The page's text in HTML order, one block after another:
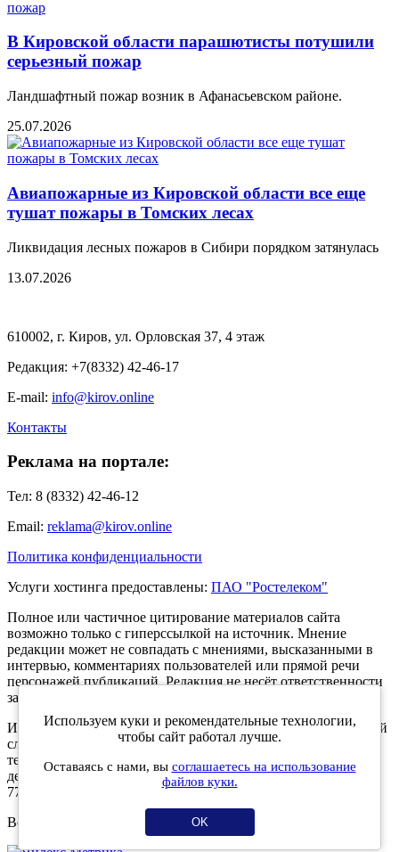
В Кировской области парашютисты потушили
серьезный пожар
Ландшафтный пожар возник в Афанасьевском районе.
25.07.2026
Авиапожарные из Кировской области все еще
тушат пожары в Томских лесах
Ликвидация лесных пожаров в Сибири порядком затянулась
13.07.2026
610002, г. Киров, ул. Орловская 37, 4 этаж
Редакция: +7(8332) 42-46-17
E-mail: info@kirov.online
Контакты
Реклама на портале:
Тел: 8 (8332) 42-46-12
Email: reklama@kirov.online
Политика конфиденциальности
Услуги хостинга предоставлены: ПАО "Ростелеком"
Полное или частичное цитирование материалов сайта
возможно только с гиперссылкой на источник. Мнение
редакции может не совпадать с мнениями, высказанными в
интервью, комментариях пользователей или прямой речи
персонажей публикаций. Редакция не несёт ответственности
за текст комментариев читателей.
Интернет-портал Kirov.online зарегистрирован в Федеральной
службе по надзору в сфере связи, информационных
технологий и массовых коммуникаций (Роскомнадзор) 5
декабря 2019 года. Регистрационный номер ЭЛ № ФС 77 -
77189.
Возрастное ограничение 12+
Используем куки и рекомендательные технологии,
чтобы сайт работал лучше.
Оставаясь с нами, вы соглашаетесь на использование
файлов куки.
OK